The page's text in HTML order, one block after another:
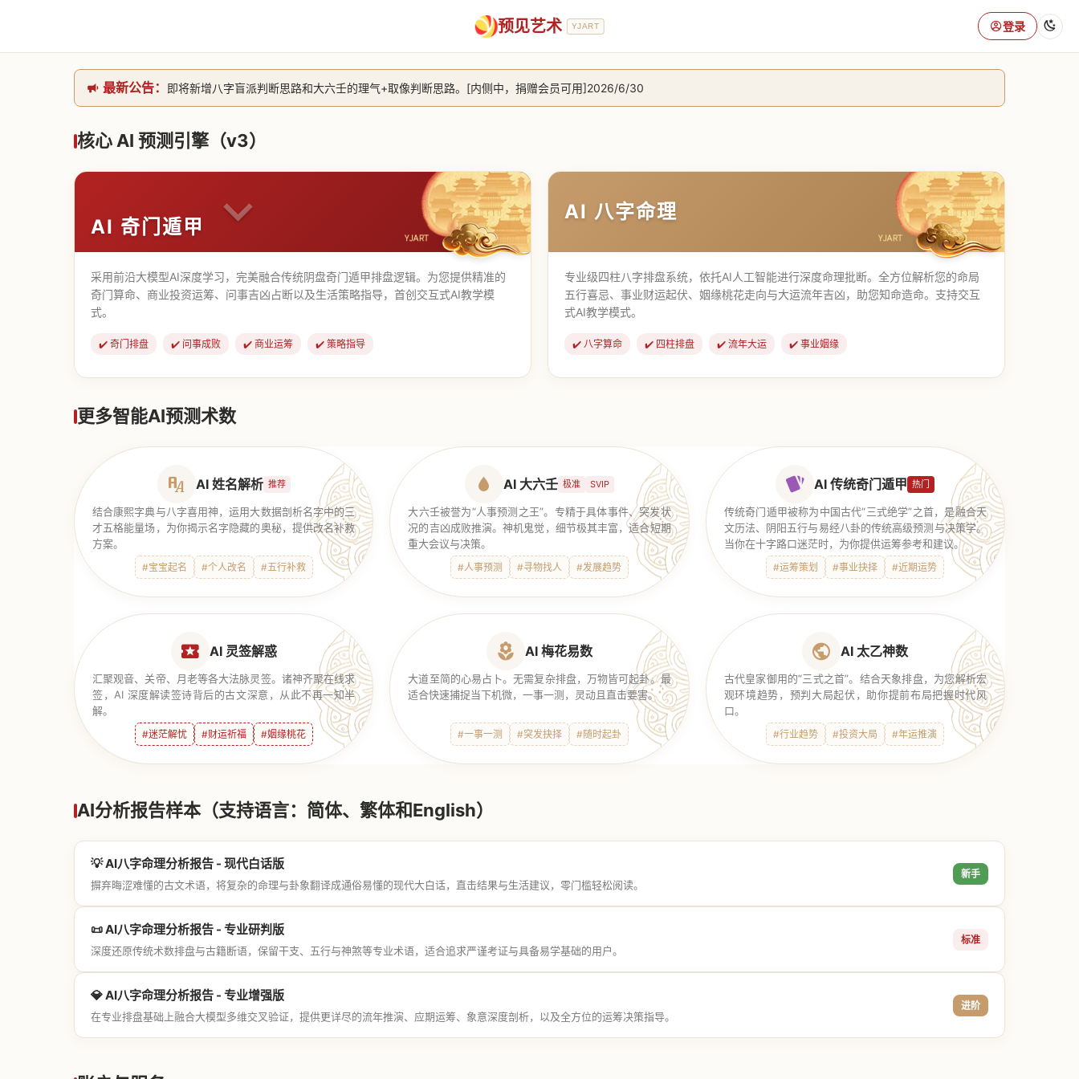
预见艺术 YJART 登录
最新公告：
即将新增八字盲派判断思路和大六壬的理气+取像判断思路。[内侧中，捐赠会员可用]2026/6/30
致老用户的一封信，旧站充值会员开放注册截止到8月25日 2026/2/25
核心 AI 预测引擎（v3）
AI 奇门遁甲
采用前沿大模型AI深度学习，完美融合传统阴盘奇门遁甲排盘逻辑。为您提供精准的
奇门算命、商业投资运筹、问事吉凶占断以及生活策略指导，首创交互式AI教学模
式。
✔️ 奇门排盘 ✔️ 问事成败 ✔️ 商业运筹 ✔️ 策略指导
【道家奇门】 【传统奇门】
AI 八字命理
专业级四柱八字排盘系统，依托AI人工智能进行深度命理批断。全方位解析您的命局
五行喜忌、事业财运起伏、姻缘桃花走向与大运流年吉凶，助您知命造命。支持交互
式AI教学模式。
✔️ 八字算命 ✔️ 四柱排盘 ✔️ 流年大运 ✔️ 事业姻缘
更多智能AI预测术数
AI 姓名解析 推荐
结合康熙字典与八字喜用神，运用大数据剖析名字中的三
才五格能量场，为你揭示名字隐藏的奥秘，提供改名补救
方案。
#宝宝起名 #个人改名 #五行补救
AI 大六壬 极准 SVIP
大六壬被誉为“人事预测之王”。专精于具体事件、突发状
况的吉凶成败推演。神机鬼觉，细节极其丰富，适合短期
重大会议与决策。
#人事预测 #寻物找人 #发展趋势
AI 传统奇门遁甲 热门
传统奇门遁甲被称为中国古代“三式绝学”之首，是融合天
文历法、阴阳五行与易经八卦的传统高级预测与决策学。
当你在十字路口迷茫时，为你提供运筹参考和建议。
#运筹策划 #事业抉择 #近期运势
AI 灵签解惑
汇聚观音、关帝、月老等各大法脉灵签。诸神齐聚在线求
签，AI 深度解读签诗背后的古文深意，从此不再一知半
解。
#迷茫解忧 #财运祈福 #姻缘桃花
AI 梅花易数
大道至简的心易占卜。无需复杂排盘，万物皆可起卦。最
适合快速捕捉当下机微，一事一测，灵动且直击要害。
#一事一测 #突发抉择 #随时起卦
AI 太乙神数
古代皇家御用的“三式之首”。结合天象排盘，为您解析宏
观环境趋势，预判大局起伏，助你提前布局把握时代风
口。
#行业趋势 #投资大局 #年运推演
AI分析报告样本（支持语言：简体、繁体和English）
💡 AI八字命理分析报告 - 现代白话版
摒弃晦涩难懂的古文术语，将复杂的命理与卦象翻译成通俗易懂的现代大白话，直击结果与生活建议，零门槛轻松阅读。
新手
📜 AI八字命理分析报告 - 专业研判版
深度还原传统术数排盘与古籍断语，保留干支、五行与神煞等专业术语，适合追求严谨考证与具备易学基础的用户。
标准
💎 AI八字命理分析报告 - 专业增强版
在专业排盘基础上融合大模型多维交叉验证，提供更详尽的流年推演、应期运筹、象意深度剖析，以及全方位的运筹决策指导。
进阶